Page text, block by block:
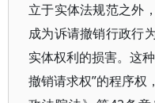
立于实体法规范之外
成为诉请撤销行政行
实体权利的损害。这
撤销请求权”的程序权